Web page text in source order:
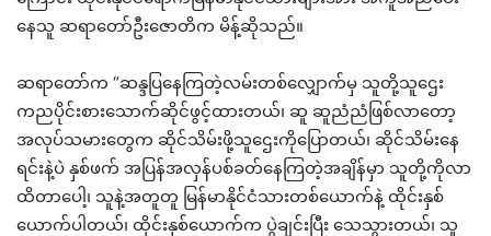
နေသူ ဆရာတော်ဦးဇောတိက မိန့်ဆိုသည်။
ဆရာတော်က “ဆန္ဒပြနေကြတဲ့လမ်းတစ်လျှောက်မှ သူတို့သူဌေး
ကညပိုင်းစားသောက်ဆိုင်ဖွင့်ထားတယ်၊ ဆူ ဆူညံညံဖြစ်လာတော့
အလုပ်သမားတွေက ဆိုင်သိမ်းဖို့သူဌေးကိုပြောတယ်၊ ဆိုင်သိမ်းနေ
ရင်းနဲ့ပဲ နှစ်ဖက် အပြန်အလှန်ပစ်ခတ်နေကြတဲ့အချိန်မှာ သူတို့ကိုလာ
ထိတာပေါ့၊ သူနဲ့အတူတူ မြန်မာနိုင်ငံသားတစ်ယောက်နဲ့ ထိုင်းနှစ်
ယောက်ပါတယ်၊ ထိုင်းနှစ်ယောက်က ပွဲချင်းပြီး သေသွားတယ်၊ သူ